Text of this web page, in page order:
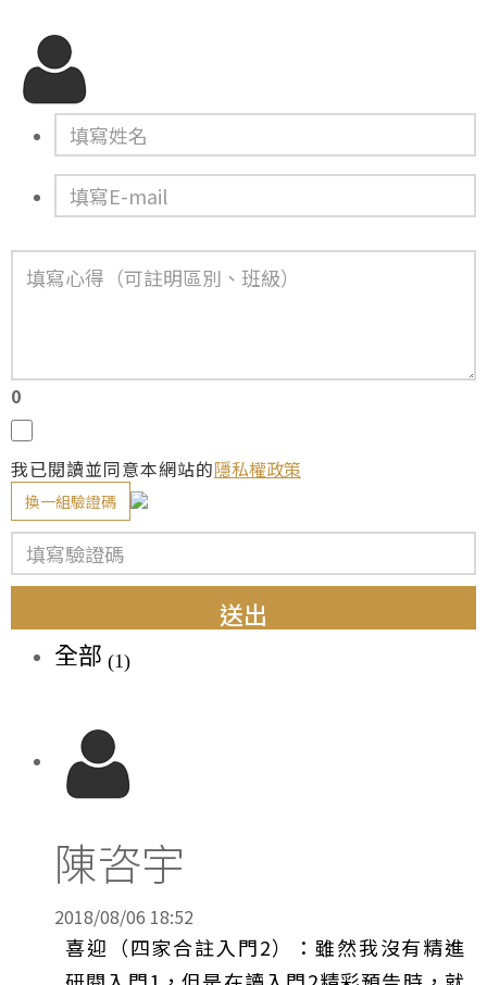
0
我已閱讀並同意本網站的隱私權政策
換一組驗證碼
送出
全部 (1)
陳咨宇
2018/08/06 18:52
喜迎（四家合註入門2）：雖然我沒有精進